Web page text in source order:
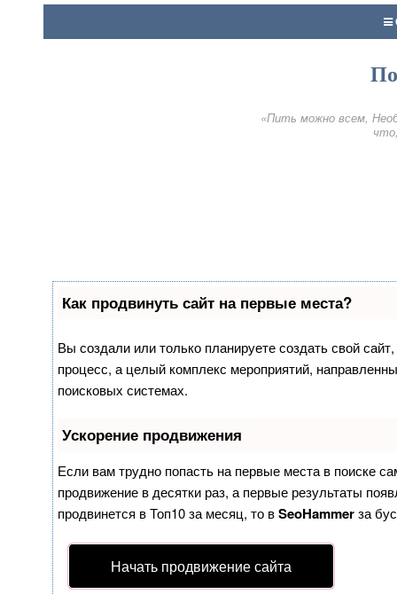
«Пить можно всем,
Как продвинуть сайт на первые места?
Вы создали или только планируете создать свой
процесс, а целый комплекс мероприятий,
поисковых системах.
Ускорение продвижения
Если вам трудно попасть на первые места в поиске
продвижение в десятки раз, а первые результаты
продвинется в Топ10 за месяц, то вSeoHammerза
Начать продвижение сайта